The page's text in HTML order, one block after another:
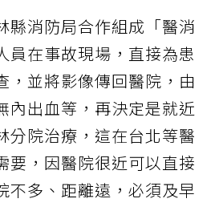
縣消防局合作組成「醫消
員在事故現場，直接為患
，並將影像傳回醫院，由
內出血等，再決定是就近
分院治療，這在台北等醫
要，因醫院很近可以直接
不多、距離遠，必須及早